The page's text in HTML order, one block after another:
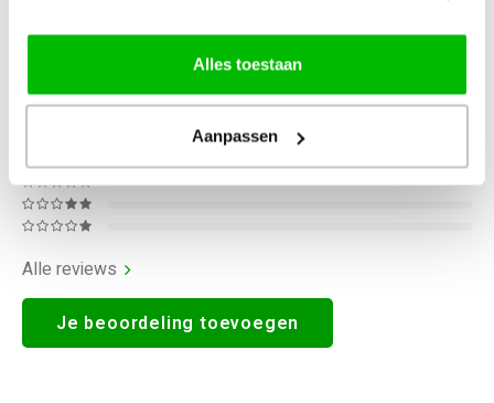
Alles toestaan
Aanpassen
0STERREN OP BASIS VAN0
BEOORDELINGEN
0Reviews
Alle reviews
Je beoordeling toevoegen